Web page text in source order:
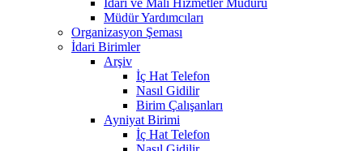
Müdür Yardımcıları
Organizasyon Şeması
İdari Birimler
Arşiv
İç Hat Telefon
Nasıl Gidilir
Birim Çalışanları
Ayniyat Birimi
İç Hat Telefon